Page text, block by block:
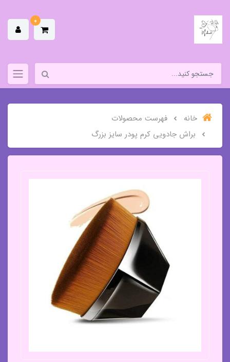
0
خانه
فهرست محصولات
براش جادویی کرم پودر سایز بزرگ